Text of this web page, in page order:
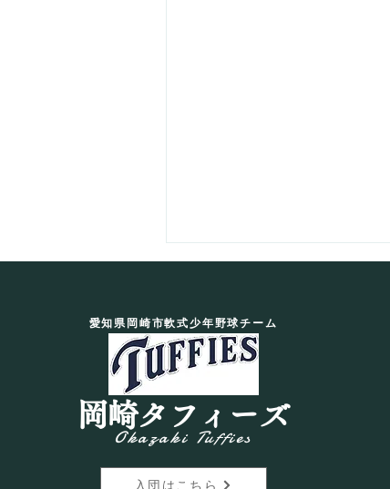
【EXクラス】猛暑に負けず集
中練習！
愛知県岡崎市軟式少年野球チーム
岡崎タフィーズ
Okazaki Tuffies
入団はこちら